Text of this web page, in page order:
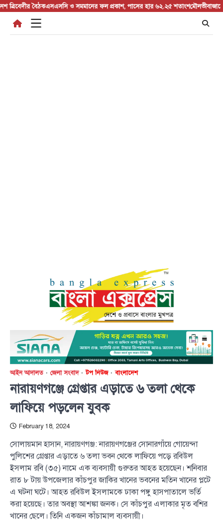
Skip
content
বৈঠকএসএসসি ও সমমানের ফল প্রকাশ, পাসের হার ৬২.২৫ শতাংশমৌলভীবাজারে
আইন আদালত জেলা সংবাদ টপ নিউজ বাংলাদেশ
নারায়ণগঞ্জে গ্রেপ্তার এড়াতে ৬ তলা থেকে
লাফিয়ে পড়লেন যুবক
February 18, 2024
সোলায়মান হাসান, নারায়ণগঞ্জ: নারায়ণগঞ্জের সোনারগাঁয়ে গোয়েন্দা
পুলিশের গ্রেপ্তার এড়াতে ৬ তলা ভবন থেকে লাফিয়ে পড়ে রবিউল
ইসলাম রবি (৩৫) নামে এক ব্যবসায়ী গুরুতর আহত হয়েছেন। শনিবার
রাত ৮ টায় উপজেলার কাঁচপুর জাকির খানের ভবনের মতিন খানের প্লটে
এ ঘটনা ঘটে। আহত রবিউল ইসলামকে ঢাকা পঙ্গু হাসপাতালে ভর্তি
করা হয়েছে। তার অবস্থা আশঙ্কা জনক। সে কাঁচপুর এলাকার মৃত বশির
খানের ছেলে। তিনি একজন কাঁচামাল ব্যবসায়ী।